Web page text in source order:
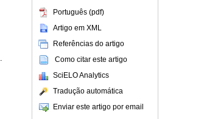
Português (pdf)
Artigo em XML
Referências do artigo
Como citar este artigo
SciELO Analytics
Tradução automática
Enviar este artigo por email